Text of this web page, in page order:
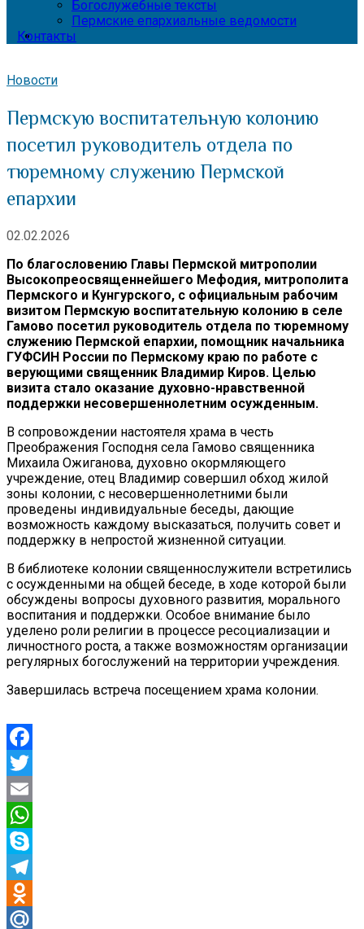
Богослужебные тексты
Пермские епархиальные ведомости
Контакты
Новости
Пермскую воспитательную колонию
посетил руководитель отдела по
тюремному служению Пермской
епархии
02.02.2026
По благословению Главы Пермской митрополии
Высокопреосвященнейшего Мефодия, митрополита
Пермского и Кунгурского, с официальным рабочим
визитом Пермскую воспитательную колонию в селе
Гамово посетил руководитель отдела по тюремному
служению Пермской епархии, помощник начальника
ГУФСИН России по Пермскому краю по работе с
верующими священник Владимир Киров. Целью
визита стало оказание духовно-нравственной
поддержки несовершеннолетним осужденным.
В сопровождении настоятеля храма в честь
Преображения Господня села Гамово священника
Михаила Ожиганова, духовно окормляющего
учреждение, отец Владимир совершил обход жилой
зоны колонии, с несовершеннолетними были
проведены индивидуальные беседы, дающие
возможность каждому высказаться, получить совет и
поддержку в непростой жизненной ситуации.
В библиотеке колонии священнослужители встретились
с осужденными на общей беседе, в ходе которой были
обсуждены вопросы духовного развития, морального
воспитания и поддержки. Особое внимание было
уделено роли религии в процессе ресоциализации и
личностного роста, а также возможностям организации
регулярных богослужений на территории учреждения.
Завершилась встреча посещением храма колонии.
Facebook
Twitter
Email
WhatsApp
Skype
Telegram
Odnoklassniki